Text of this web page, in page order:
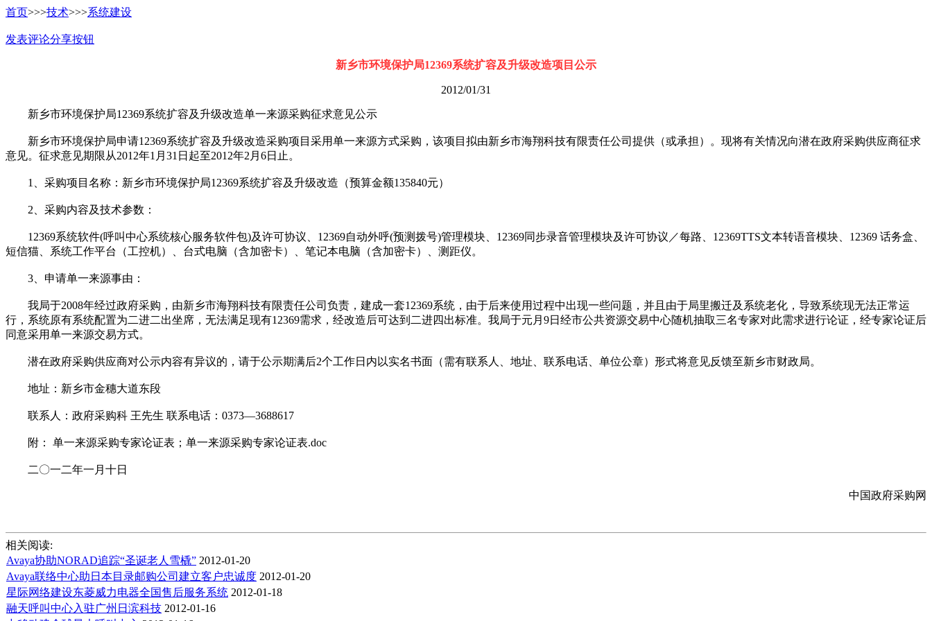
首页>>>技术>>>系统建设
发表评论分享按钮
新乡市环境保护局12369系统扩容及升级改造项目公示
2012/01/31
新乡市环境保护局12369系统扩容及升级改造单一来源采购征求意见公示
新乡市环境保护局申请12369系统扩容及升级改造采购项目采用单一来源方式采购，该项目拟由新乡市海翔科技有限责任公司提供（或承担）。现将有关情况向潜在政府采购供应商征求
意见。征求意见期限从2012年1月31日起至2012年2月6日止。
1、采购项目名称：新乡市环境保护局12369系统扩容及升级改造（预算金额135840元）
2、采购内容及技术参数：
12369系统软件(呼叫中心系统核心服务软件包)及许可协议、12369自动外呼(预测拨号)管理模块、12369同步录音管理模块及许可协议／每路、12369TTS文本转语音模块、12369 话务盒、
短信猫、系统工作平台（工控机）、台式电脑（含加密卡）、笔记本电脑（含加密卡）、测距仪。
3、申请单一来源事由：
我局于2008年经过政府采购，由新乡市海翔科技有限责任公司负责，建成一套12369系统，由于后来使用过程中出现一些问题，并且由于局里搬迁及系统老化，导致系统现无法正常运
行，系统原有系统配置为二进二出坐席，无法满足现有12369需求，经改造后可达到二进四出标准。我局于元月9日经市公共资源交易中心随机抽取三名专家对此需求进行论证，经专家论证后
同意采用单一来源交易方式。
潜在政府采购供应商对公示内容有异议的，请于公示期满后2个工作日内以实名书面（需有联系人、地址、联系电话、单位公章）形式将意见反馈至新乡市财政局。
地址：新乡市金穗大道东段
联系人：政府采购科 王先生 联系电话：0373—3688617
附： 单一来源采购专家论证表；单一来源采购专家论证表.doc
二〇一二年一月十日
中国政府采购网
相关阅读:
Avaya协助NORAD追踪“圣诞老人雪橇” 2012-01-20
Avaya联络中心助日本目录邮购公司建立客户忠诚度 2012-01-20
星际网络建设东菱威力电器全国售后服务系统 2012-01-18
融天呼叫中心入驻广州日滨科技 2012-01-16